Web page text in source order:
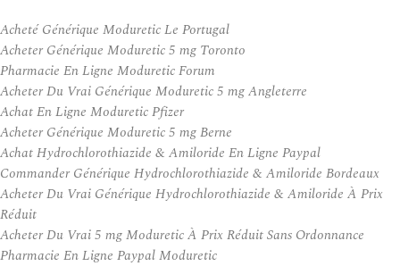
Acheté Générique Moduretic Le Portugal
Acheter Générique Moduretic 5 mg Toronto
Pharmacie En Ligne Moduretic Forum
Acheter Du Vrai Générique Moduretic 5 mg Angleterre
Achat En Ligne Moduretic Pfizer
Acheter Générique Moduretic 5 mg Berne
Achat Hydrochlorothiazide & Amiloride En Ligne Paypal
Commander Générique Hydrochlorothiazide & Amiloride Bordeaux
Acheter Du Vrai Générique Hydrochlorothiazide & Amiloride À Prix
Réduit
Acheter Du Vrai 5 mg Moduretic À Prix Réduit Sans Ordonnance
Pharmacie En Ligne Paypal Moduretic